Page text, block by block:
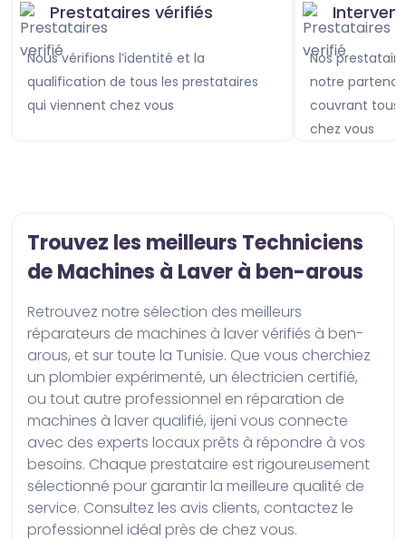
Prestataires vérifiés
Nous vérifions l’identité et la
qualification de tous les prestataires
qui viennent chez vous
Nos prestataires sont assurés avec
notre
couvrant tous
chez vous
Trouvez les meilleurs Techniciens
de Machines à Laver à ben-arous
Retrouvez notre sélection des meilleurs
réparateurs de machines à laver vérifiés à ben-
arous, et sur toute la Tunisie. Que vous cherchiez
un plombier expérimenté, un électricien certifié,
ou tout autre professionnel en réparation de
machines à laver qualifié, ijeni vous connecte
avec des experts locaux prêts à répondre à vos
besoins. Chaque prestataire est rigoureusement
sélectionné pour garantir la meilleure qualité de
service. Consultez les avis clients, contactez le
professionnel idéal près de chez vous.